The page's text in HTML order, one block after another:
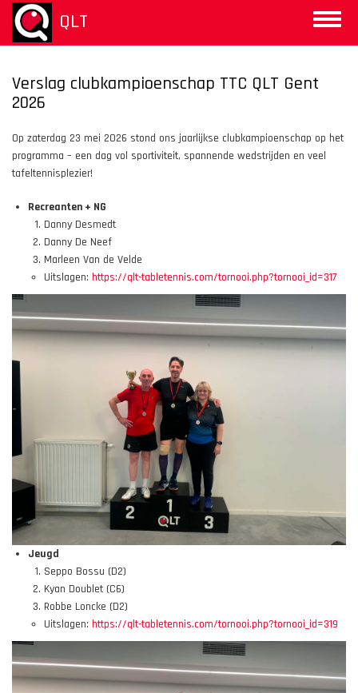
Aller
contenu
Toggle
QLT
Verslag clubkampioenschap TTC QLT Gent
2026
Op zaterdag 23 mei 2026 stond ons jaarlijkse clubkampioenschap op het
programma – een dag vol sportiviteit, spannende wedstrijden en veel
tafeltennisplezier!
Recreanten + NG
Danny Desmedt
Danny De Neef
Marleen Van de Velde
Uitslagen: https://qlt-tabletennis.com/tornooi.php?tornooi_id=317
Jeugd
Seppo Bossu (D2)
Kyan Doublet (C6)
Robbe Loncke (D2)
Uitslagen: https://qlt-tabletennis.com/tornooi.php?tornooi_id=319